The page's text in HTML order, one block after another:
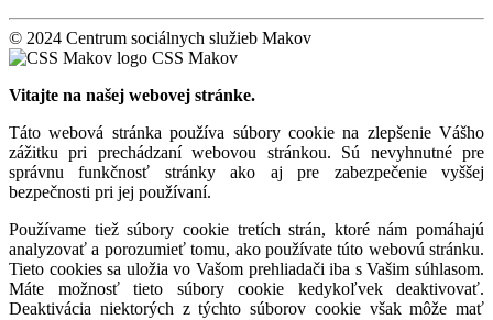
© 2024 Centrum sociálnych služieb Makov
CSS Makov
Vitajte na našej webovej stránke.
Táto webová stránka používa súbory cookie na zlepšenie Vášho
zážitku pri prechádzaní webovou stránkou. Sú nevyhnutné pre
správnu funkčnosť stránky ako aj pre zabezpečenie vyššej
bezpečnosti pri jej používaní.
Používame tiež súbory cookie tretích strán, ktoré nám pomáhajú
analyzovať a porozumieť tomu, ako používate túto webovú stránku.
Tieto cookies sa uložia vo Vašom prehliadači iba s Vašim súhlasom.
Máte možnosť tieto súbory cookie kedykoľvek deaktivovať.
Deaktivácia niektorých z týchto súborov cookie však môže mať